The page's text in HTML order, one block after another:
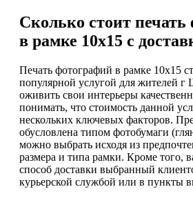
Сколько стоит
в рамке 10х15 с
Печать фотографий в рамке 10х15
популярной услугой для жителей
оживить свои интерьеры
понимать, что стоимость данной
нескольких ключевых факторов.
обусловлена типом фотобумаги
можно выбрать исходя из
размера и типа рамки. Кроме того,
способ доставки выбранный
курьерской службой или в пункты